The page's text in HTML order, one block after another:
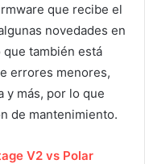
que recibe el
novedades en
también está
errores menores,
y más, por lo que
de mantenimiento.
V2 vs Polar